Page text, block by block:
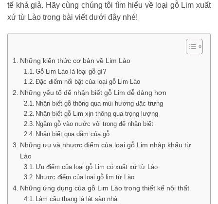
tế khá giả. Hãy cùng chúng tôi tìm hiểu về loại gỗ Lim xuất
xứ từ Lào trong bài viết dưới đây nhé!
Những kiến thức cơ bản về Lim Lào
Gỗ Lim Lào là loại gỗ gì?
Đặc điểm nổi bật của loại gỗ Lim Lào
Những yếu tố để nhận biết gỗ Lim dễ dàng hơn
Nhận biết gỗ thông qua mùi hương đặc trưng
Nhận biết gỗ Lim xịn thông qua trọng lượng
Ngâm gỗ vào nước vôi trong để nhận biết
Nhận biết qua dằm của gỗ
Những ưu và nhược điểm của loại gỗ Lim nhập khẩu từ
Lào
Ưu điểm của loại gỗ Lim có xuất xứ từ Lào
Nhược điểm của loại gỗ lim từ Lào
Những ứng dụng của gỗ Lim Lào trong thiết kế nội thất
Làm cầu thang là lát sàn nhà